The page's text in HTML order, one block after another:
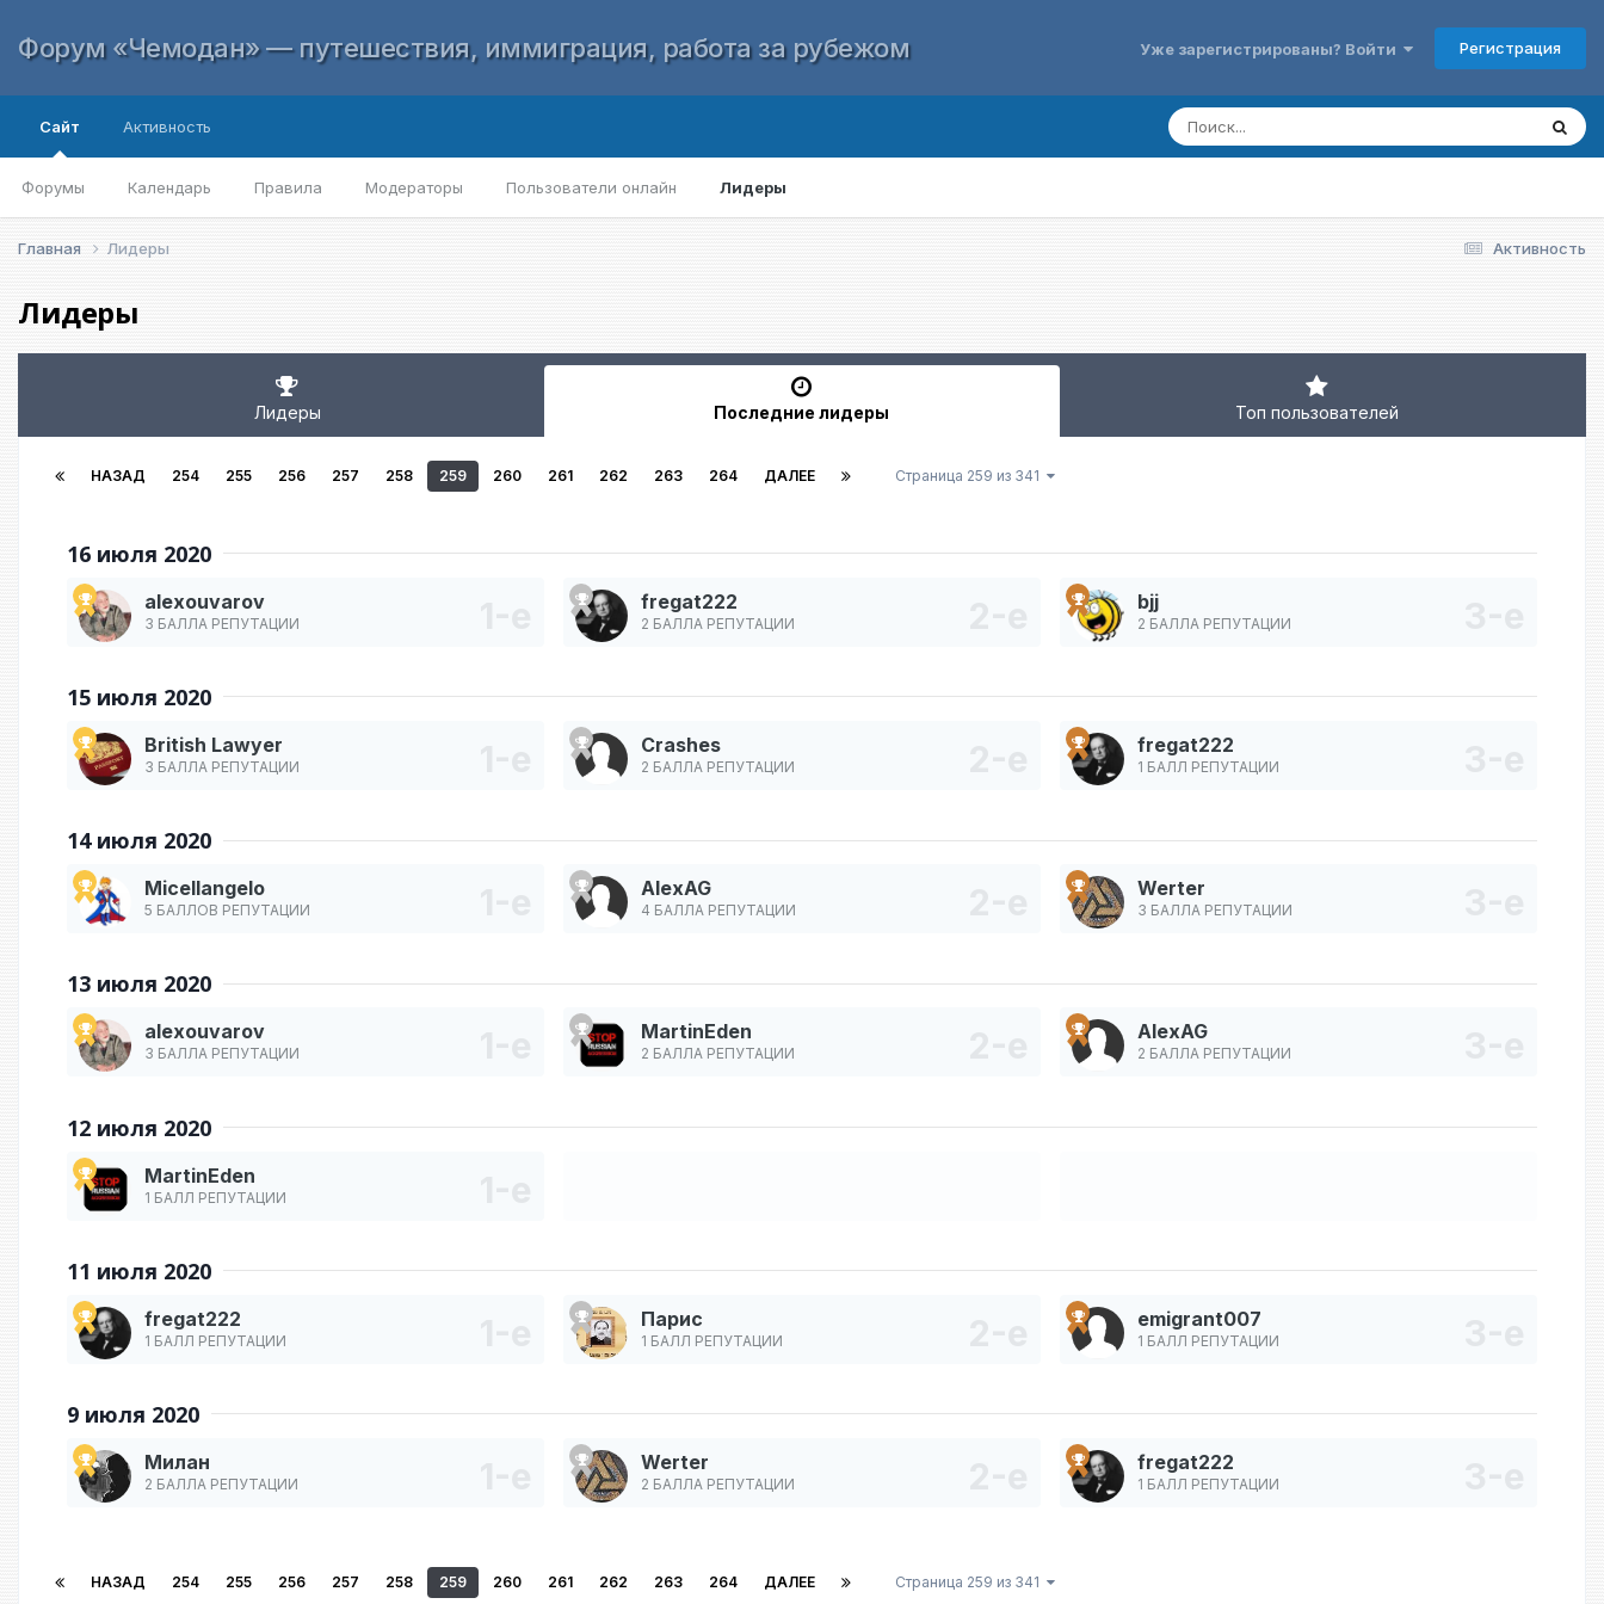
Форум «Чемодан» — путешествия, иммиграция, работа за рубежом Уже зарегистрированы? Войти Регистрация
Сайт
Форумы Календарь Правила Модераторы Пользователи онлайн Лидеры
Активность
Активность
Главная Лидеры
Лидеры
Лидеры Последние лидеры Топ пользователей
НАЗАД 254 255 256 257 258 259 260 261 262 263 264 ДАЛЕЕ Страница 259 из 341
16 июля 2020
alexouvarov
3 БАЛЛА РЕПУТАЦИИ
fregat222
2 БАЛЛА РЕПУТАЦИИ
bjj
2 БАЛЛА РЕПУТАЦИИ
15 июля 2020
British Lawyer
3 БАЛЛА РЕПУТАЦИИ
Crashes
2 БАЛЛА РЕПУТАЦИИ
fregat222
1 БАЛЛ РЕПУТАЦИИ
14 июля 2020
Micellangelo
5 БАЛЛОВ РЕПУТАЦИИ
AlexAG
4 БАЛЛА РЕПУТАЦИИ
Werter
3 БАЛЛА РЕПУТАЦИИ
13 июля 2020
alexouvarov
3 БАЛЛА РЕПУТАЦИИ
MartinEden
2 БАЛЛА РЕПУТАЦИИ
AlexAG
2 БАЛЛА РЕПУТАЦИИ
12 июля 2020
MartinEden
1 БАЛЛ РЕПУТАЦИИ
11 июля 2020
fregat222
1 БАЛЛ РЕПУТАЦИИ
Парис
1 БАЛЛ РЕПУТАЦИИ
emigrant007
1 БАЛЛ РЕПУТАЦИИ
9 июля 2020
Милан
2 БАЛЛА РЕПУТАЦИИ
Werter
2 БАЛЛА РЕПУТАЦИИ
fregat222
1 БАЛЛ РЕПУТАЦИИ
НАЗАД 254 255 256 257 258 259 260 261 262 263 264 ДАЛЕЕ Страница 259 из 341